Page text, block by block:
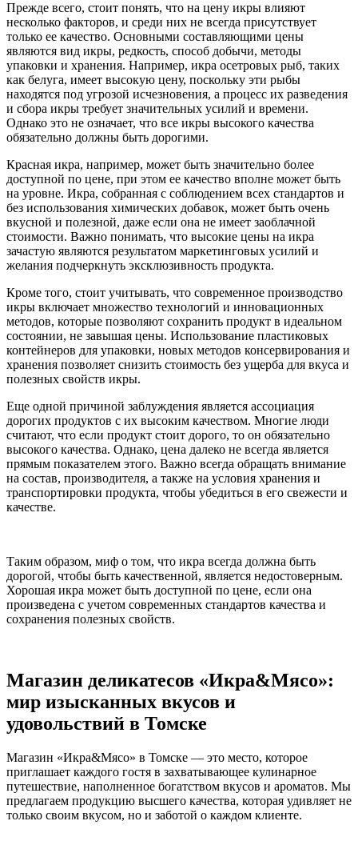
Прежде всего, стоит понять, что на цену икры влияют
несколько факторов, и среди них не всегда присутствует
только ее качество. Основными составляющими цены
являются вид икры, редкость, способ добычи, методы
упаковки и хранения. Например, икра осетровых рыб, таких
как белуга, имеет высокую цену, поскольку эти рыбы
находятся под угрозой исчезновения, а процесс их разведения
и сбора икры требует значительных усилий и времени.
Однако это не означает, что все икры высокого качества
обязательно должны быть дорогими.
Красная икра, например, может быть значительно более
доступной по цене, при этом ее качество вполне может быть
на уровне. Икра, собранная с соблюдением всех стандартов и
без использования химических добавок, может быть очень
вкусной и полезной, даже если она не имеет заоблачной
стоимости. Важно понимать, что высокие цены на икра
зачастую являются результатом маркетинговых усилий и
желания подчеркнуть эксклюзивность продукта.
Кроме того, стоит учитывать, что современное производство
икры включает множество технологий и инновационных
методов, которые позволяют сохранить продукт в идеальном
состоянии, не завышая цены. Использование пластиковых
контейнеров для упаковки, новых методов консервирования и
хранения позволяет снизить стоимость без ущерба для вкуса и
полезных свойств икры.
Еще одной причиной заблуждения является ассоциация
дорогих продуктов с их высоким качеством. Многие люди
считают, что если продукт стоит дорого, то он обязательно
высокого качества. Однако, цена далеко не всегда является
прямым показателем этого. Важно всегда обращать внимание
на состав, производителя, а также на условия хранения и
транспортировки продукта, чтобы убедиться в его свежести и
качестве.
Таким образом, миф о том, что икра всегда должна быть
дорогой, чтобы быть качественной, является недостоверным.
Хорошая икра может быть доступной по цене, если она
произведена с учетом современных стандартов качества и
сохранения полезных свойств.
Магазин деликатесов «Икра&Мясо»:
мир изысканных вкусов и
удовольствий в Томске
Магазин «Икра&Мясо» в Томске — это место, которое
приглашает каждого гостя в захватывающее кулинарное
путешествие, наполненное богатством вкусов и ароматов. Мы
предлагаем продукцию высшего качества, которая удивляет не
только своим вкусом, но и заботой о каждом клиенте.